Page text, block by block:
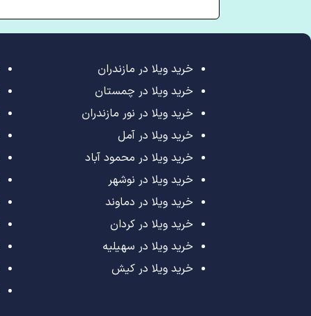
خرید ویلا در مازندران
خرید ویلا در چمستان
خرید ویلا در نور مازندران
خرید ویلا در آمل
خرید ویلا در محمود آباد
خرید ویلا در نوشهر
خرید ویلا در دماوند
خرید ویلا در کردان
خرید ویلا در سهیلیه
خرید ویلا در کیش